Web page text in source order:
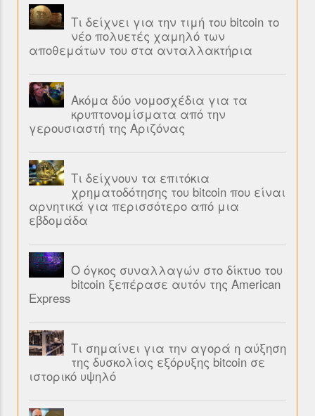
Τι δείχνει για την τιμή του bitcoin το
νέο πολυετές χαμηλό των
αποθεμάτων του στα ανταλλακτήρια
Ακόμα δύο νομοσχέδια για τα
κρυπτονομίσματα από την
γερουσιαστή της Αριζόνας
Τι δείχνουν τα επιτόκια
χρηματοδότησης του bitcoin που είναι
αρνητικά για περισσότερο από μια
εβδομάδα
Ο όγκος συναλλαγών στο δίκτυο του
bitcoin ξεπέρασε αυτόν της American
Express
Τι σημαίνει για την αγορά η αύξηση
της δυσκολίας εξόρυξης bitcoin σε
ιστορικό υψηλό